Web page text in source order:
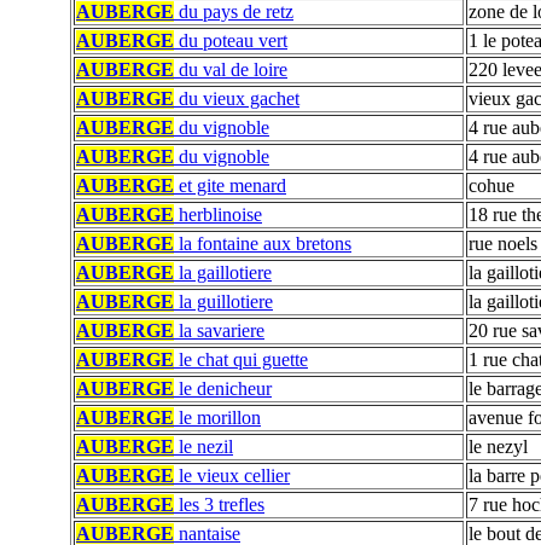
AUBERGE du pays de retz
zone de
AUBERGE du poteau vert
1 le
AUBERGE du val de loire
220
AUBERGE du vieux gachet
vieux
AUBERGE du vignoble
4 rue
AUBERGE du vignoble
4 rue
AUBERGE et gite menard
cohue
AUBERGE herblinoise
18 rue
AUBERGE la fontaine aux bretons
rue noels
AUBERGE la gaillotiere
la
AUBERGE la guillotiere
la
AUBERGE la savariere
20 rue
AUBERGE le chat qui guette
1 rue
AUBERGE le denicheur
le
AUBERGE le morillon
avenue
AUBERGE le nezil
le nezyl
AUBERGE le vieux cellier
la barre
AUBERGE les 3 trefles
7 rue
AUBERGE nantaise
le bout